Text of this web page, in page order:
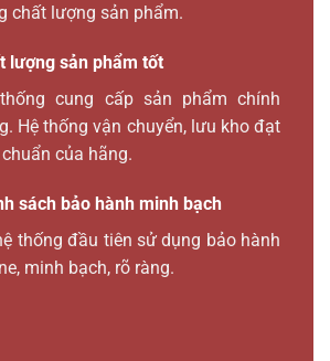
chất lượng sản phẩm.
lượng sản phẩm tốt
cung cấp sản phẩm chính
Hệ thống vận chuyển, lưu kho đạt
của hãng.
sách bảo hành minh bạch
thống đầu tiên sử dụng bảo hành
minh bạch, rõ ràng.